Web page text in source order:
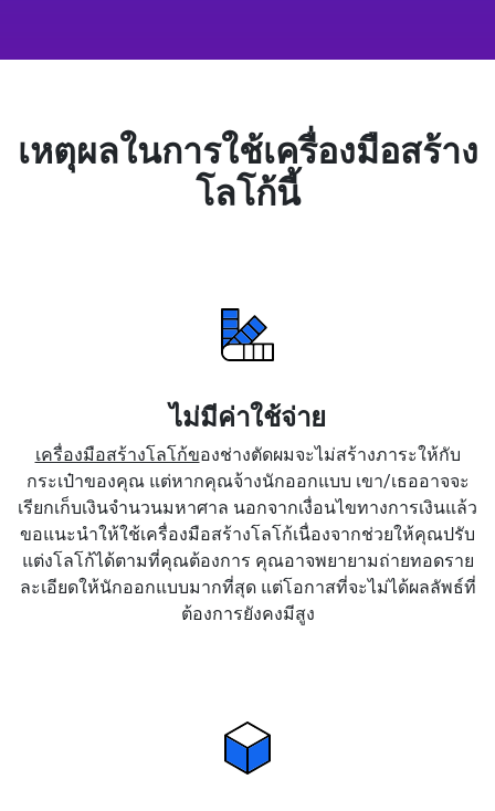
เหตุผลในการใช้เครื่องมือสร้าง
โลโก้นี้
ไม่มีค่าใช้จ่าย
เครื่องมือสร้างโลโก้ของช่างตัดผมจะไม่สร้างภาระให้กับ
กระเป๋าของคุณ แต่หากคุณจ้างนักออกแบบ เขา/เธออาจจะ
เรียกเก็บเงินจำนวนมหาศาล นอกจากเงื่อนไขทางการเงินแล้ว
ขอแนะนำให้ใช้เครื่องมือสร้างโลโก้เนื่องจากช่วยให้คุณปรับ
แต่งโลโก้ได้ตามที่คุณต้องการ คุณอาจพยายามถ่ายทอดราย
ละเอียดให้นักออกแบบมากที่สุด แต่โอกาสที่จะไม่ได้ผลลัพธ์ที่
ต้องการยังคงมีสูง